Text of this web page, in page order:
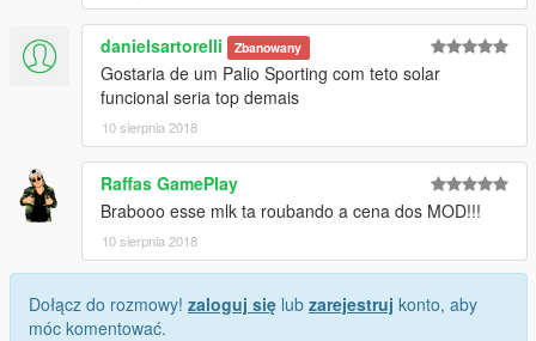
danielsartorelli Zbanowany
Gostaria de um Palio Sporting com teto solar
funcional seria top demais
10 sierpnia 2018
Raffas GamePlay
Brabooo esse mlk ta roubando a cena dos MOD!!!
10 sierpnia 2018
Dołącz do rozmowy! zaloguj się lub zarejestruj konto, aby
móc komentować.